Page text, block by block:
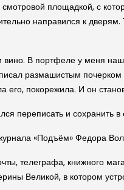
площадкой, с
направился к
вино. В портфеле у меня
размашистым
покорежила. И он
переписать и сохранить в
«Подъём» Федора
телеграфа, книжного
Великой, в котором